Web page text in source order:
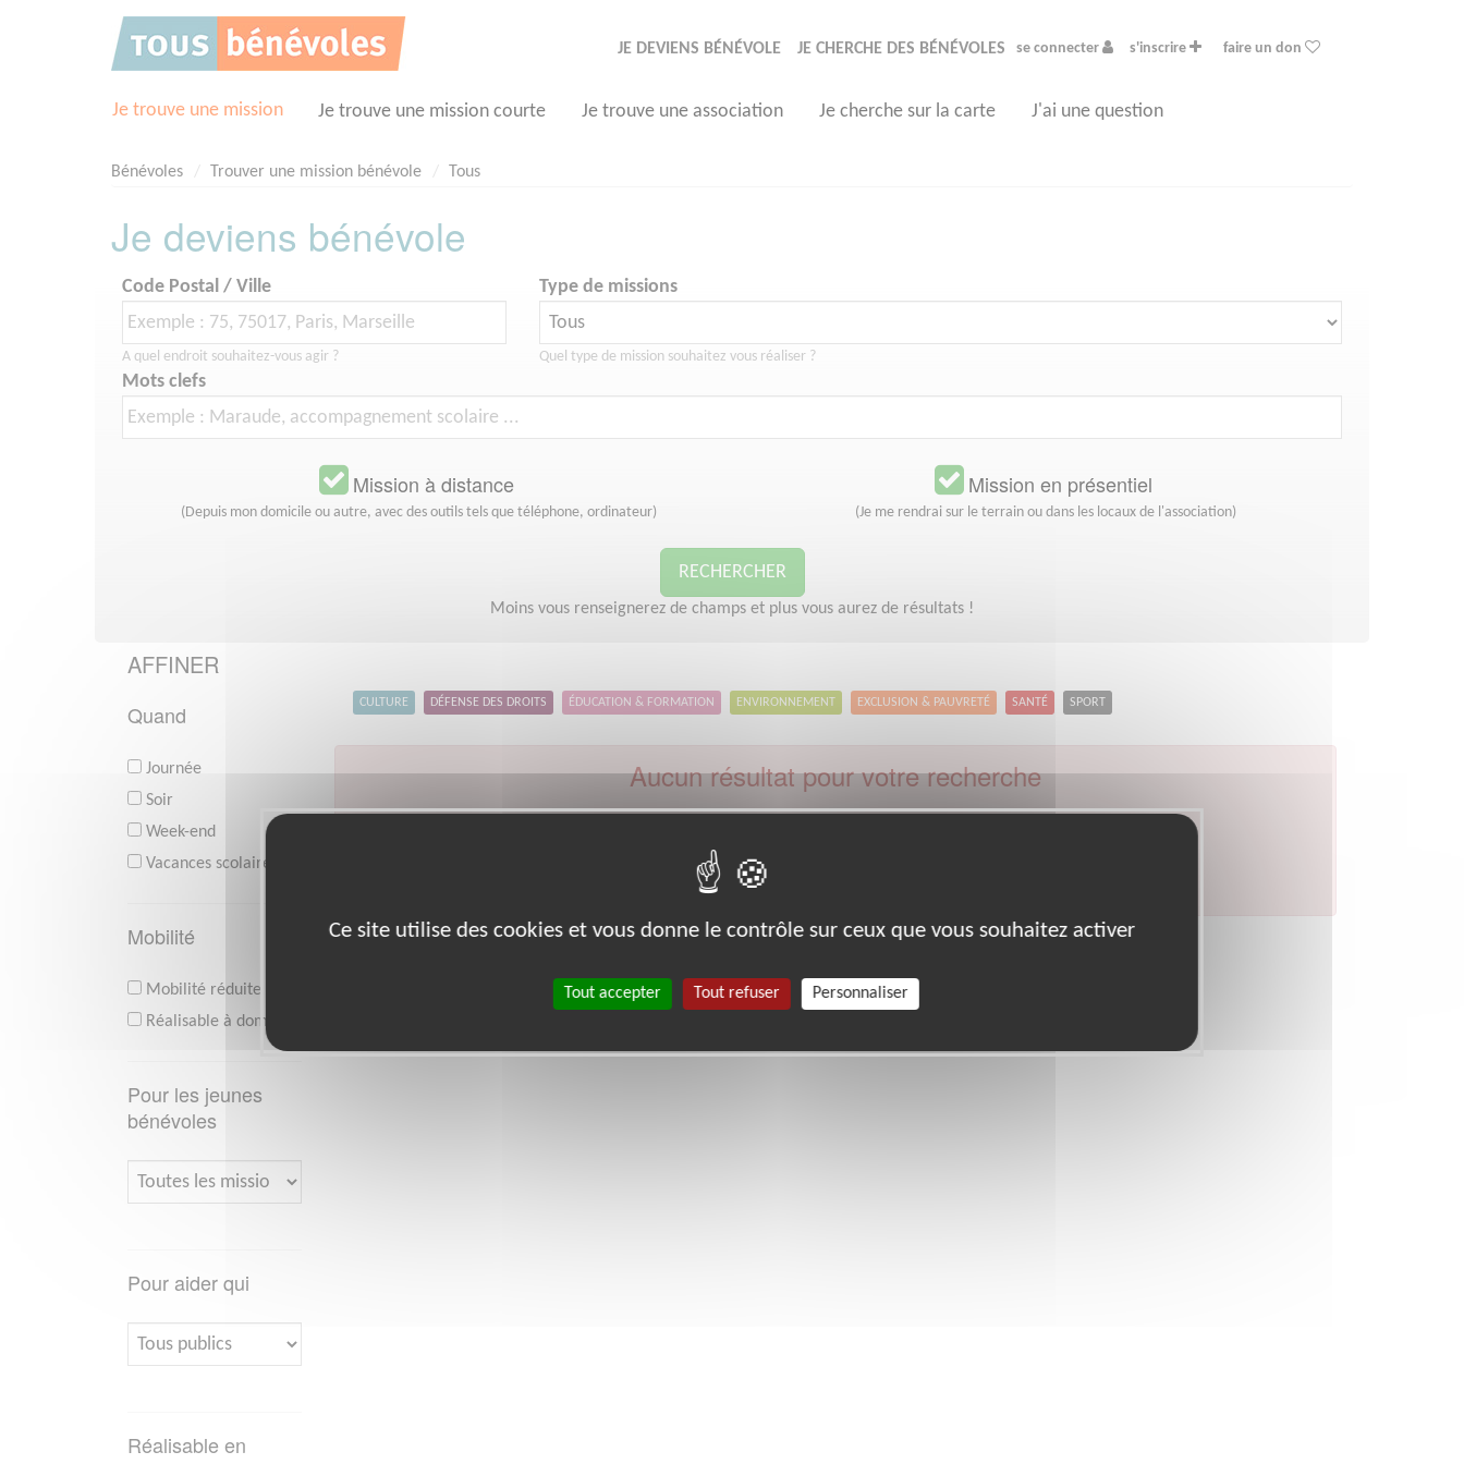
JE DEVIENS BÉNÉVOLE JE CHERCHE DES BÉNÉVOLES se connecter s'inscrire faire un don
Je trouve une mission Je trouve une mission courte Je trouve une association Je cherche sur la carte J'ai une question
Bénévoles Trouver une mission bénévole Tous
Je deviens bénévole
Code Postal / Ville
A quel endroit souhaitez-vous agir ?
Type de missions
Quel type de mission souhaitez vous réaliser ?
Mots clefs
Mission à distance
(Depuis mon domicile ou autre, avec des outils tels que téléphone, ordinateur)
Mission en présentiel
(Je me rendrai sur le terrain ou dans les locaux de l'association)
RECHERCHER
Moins vous renseignerez de champs et plus vous aurez de résultats !
AFFINER
Quand
Journée
Soir
Week-end
Vacances scolaires
Mobilité
Mobilité réduite
Réalisable à domicile
Pour les jeunes
bénévoles
Pour aider qui
Réalisable en
CULTURE DÉFENSE DES DROITS ÉDUCATION & FORMATION ENVIRONNEMENT EXCLUSION & PAUVRETÉ SANTÉ SPORT
Aucun résultat pour votre recherche
Veuillez indiquer moins de critères et/ou remplacer votre code postal par celui de votre département.
Effectuer une nouvelle recherche
Ce site utilise des cookies et vous donne le contrôle sur ceux que vous souhaitez activer
Tout accepter Tout refuser Personnaliser